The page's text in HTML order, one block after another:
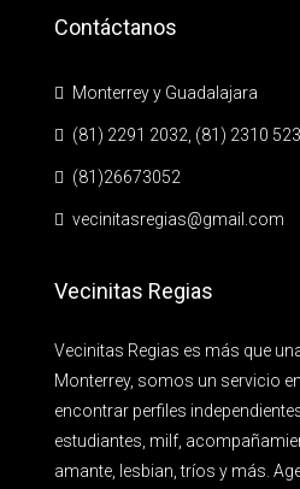
Contáctanos
Monterrey y Guadalajara
(81) 2291 2032, (81) 2310
(81)26673052
vecinitasregias@gmail.com
Vecinitas Regias
Vecinitas Regias es más que
Monterrey, somos un servicio
encontrar perfiles
estudiantes, milf,
amante, lesbian, tríos y más.